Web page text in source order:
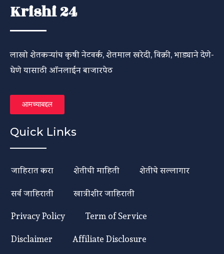
Krishi 24
लाखो शेतकऱ्यांच कृषी नेटवर्क, शेतमाल खरेदी, विक्री, भाड्याने देणे-
घेणे यासाठी ऑनलाईन बाजारपेठ
आमच्याबद्दल
Quick Links
जाहिरात करा शेतीची माहिती
शेतीचे सल्लागार
सर्व जाहिराती
खात्रीशीर जाहिराती
Privacy Policy
Term of Service
Disclaimer
Affiliate Disclosure